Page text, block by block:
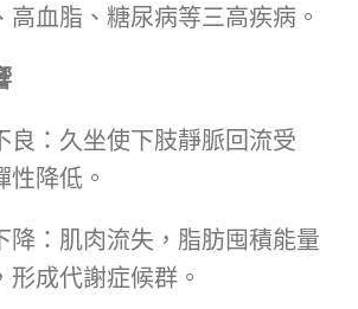
高血脂、糖尿病等三高疾病。
良：久坐使下肢靜脈回流受
性降低。
降：肌肉流失，脂肪囤積能量
形成代謝症候群。